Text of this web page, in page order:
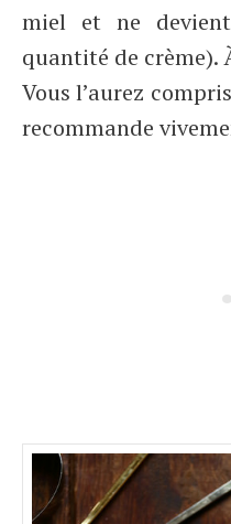
miel et ne
quantité de crème).
Vous l’aurez
recommande